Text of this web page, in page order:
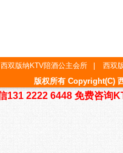
西双版纳KTV陪酒公主会所 西双
版权所有 Copyright(C)
131 2222 6448 免费咨询